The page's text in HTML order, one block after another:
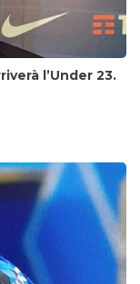
l’Under 23.